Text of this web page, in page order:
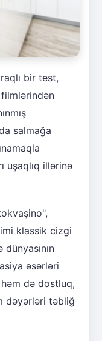
bir test,
salmağa
uşaqlıq illərinə
klassik cizgi
əsərləri
həm də dostluq,
dəyərləri təbliğ